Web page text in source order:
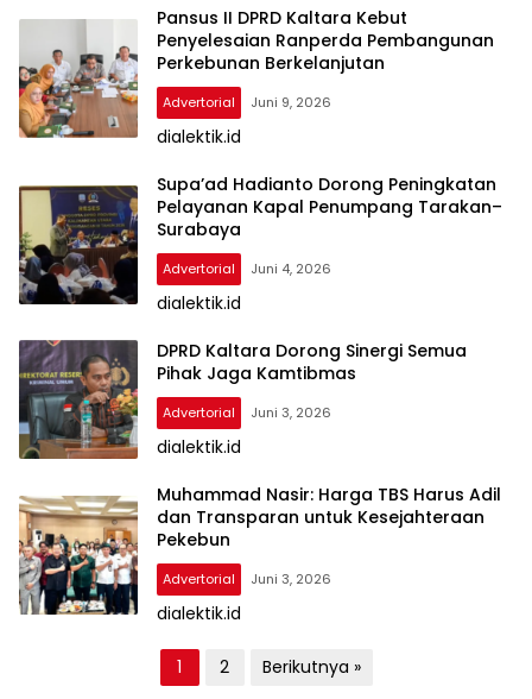
Pansus II DPRD Kaltara Kebut
Penyelesaian Ranperda Pembangunan
Perkebunan Berkelanjutan
Advertorial Juni 9, 2026
dialektik.id
Supa’ad Hadianto Dorong Peningkatan
Pelayanan Kapal Penumpang Tarakan–
Surabaya
Advertorial Juni 4, 2026
dialektik.id
DPRD Kaltara Dorong Sinergi Semua
Pihak Jaga Kamtibmas
Advertorial Juni 3, 2026
dialektik.id
Muhammad Nasir: Harga TBS Harus Adil
dan Transparan untuk Kesejahteraan
Pekebun
Advertorial Juni 3, 2026
dialektik.id
1 2 Berikutnya »